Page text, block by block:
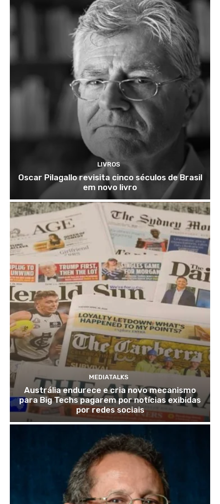
LIVROS
Oscar Pilagallo revisita cinco séculos de Brasil
em novo livro
MEDIATALKS
Austrália endurece e cria novo mecanismo
para Big Techs pagarem por notícias exibidas
por redes sociais